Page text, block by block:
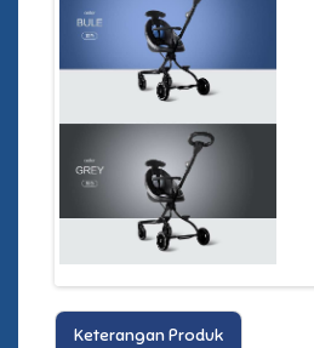
Keterangan Produk